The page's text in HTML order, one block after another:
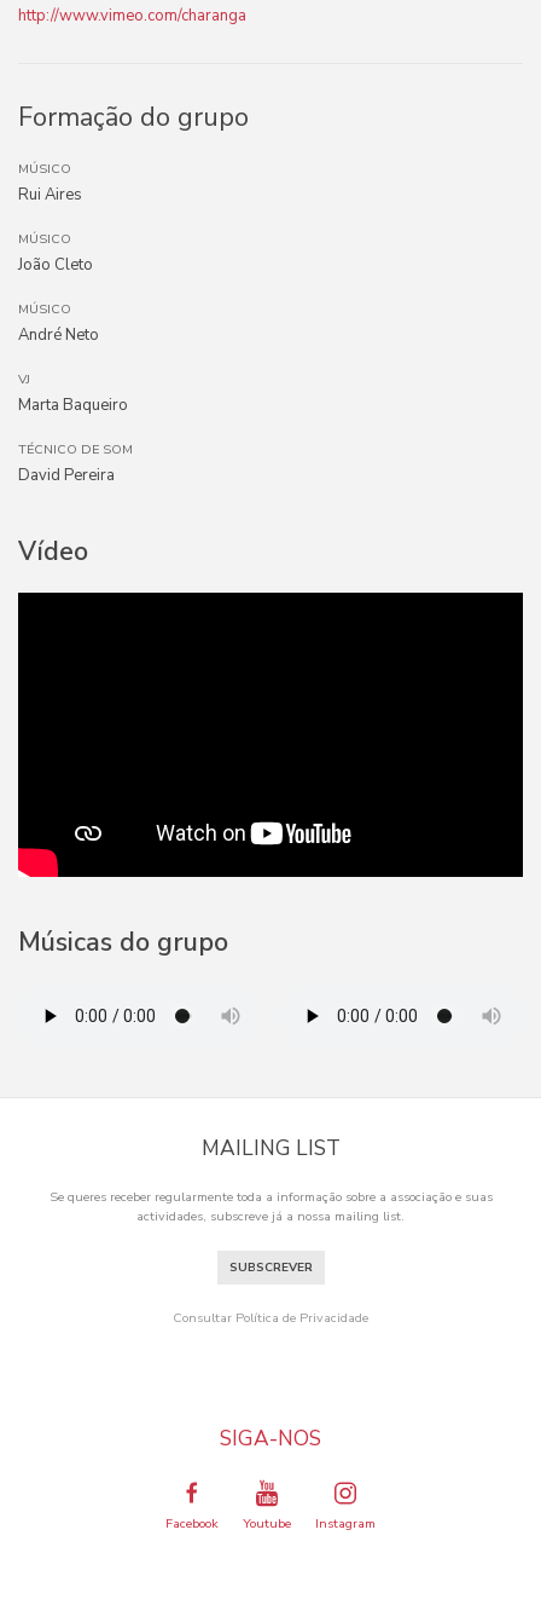
http://www.vimeo.com/charanga
Formação do grupo
MÚSICO
Rui Aires
MÚSICO
João Cleto
MÚSICO
André Neto
VJ
Marta Baqueiro
TÉCNICO DE SOM
David Pereira
Vídeo
Músicas do grupo
MAILING LIST
Se queres receber regularmente toda a informação sobre a associação e suas
actividades, subscreve já a nossa mailing list.
SUBSCREVER
Consultar Política de Privacidade
SIGA-NOS
Facebook Youtube Instagram